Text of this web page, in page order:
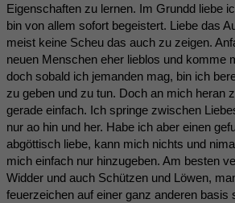
Eigenschaften zu lernen. Im Grundd liebe
bin von allem sofort begeistert. Liebe das
meist keine Scheu das auch zu zeigen.
neuen Menschen eher lieblos und komme
doch sobald ich jemanden mag, bin ich
zu geben und zu tun. Doch an mich heran
gerade einfach. Ich springe zwischen
nur ao hin und her. Habe ich aber einen
abgöttisch liebe, kann mich nichts und
mich einfach nur hinzugeben. Am besten
Widder und auch Schützen und Löwen,
feuerzeichen auf einer ganz anderen basis